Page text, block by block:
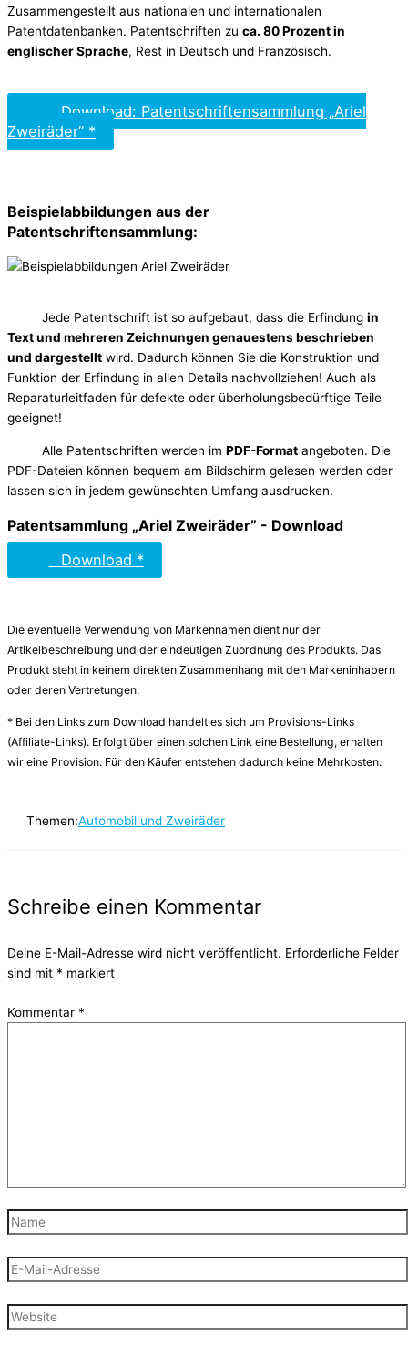
Zusammengestellt aus nationalen und internationalen
Patentdatenbanken. Patentschriften zu ca. 80 Prozent in
englischer Sprache, Rest in Deutsch und Französisch.
Download: Patentschriftensammlung „Ariel
Zweiräder” *
Beispielabbildungen aus der
Patentschriftensammlung:
Jede Patentschrift ist so aufgebaut, dass die Erfindungin
Text und mehreren Zeichnungen genauestens beschrieben
und dargestellt wird. Dadurch können Sie die Konstruktion und
Funktion der Erfindung in allen Details nachvollziehen! Auch als
Reparaturleitfaden für defekte oder überholungsbedürftige Teile
geeignet!
Alle Patentschriften werden imPDF-Format angeboten. Die
PDF-Dateien können bequem am Bildschirm gelesen werden oder
lassen sich in jedem gewünschten Umfang ausdrucken.
Patentsammlung „Ariel Zweiräder” - Download
Download *
Die eventuelle Verwendung von Markennamen dient nur der
Artikelbeschreibung und der eindeutigen Zuordnung des Produkts. Das
Produkt steht in keinem direkten Zusammenhang mit den Markeninhabern
oder deren Vertretungen.
* Bei den Links zum Download handelt es sich um Provisions-Links
(Affiliate-Links). Erfolgt über einen solchen Link eine Bestellung, erhalten
wir eine Provision. Für den Käufer entstehen dadurch keine Mehrkosten.
Themen:Automobil und Zweiräder
Schreibe einen Kommentar
Deine E-Mail-Adresse wird nicht veröffentlicht. Erforderliche Felder
sind mit * markiert
Kommentar *
Name
E-
Mail-
Adresse
Website